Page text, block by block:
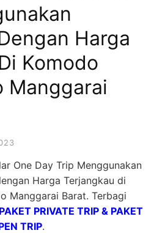
Harga
Komodo
Manggarai
One Day Trip Menggunakan
Harga Terjangkau di
Manggarai Barat. Terbagi
PAKET PRIVATE TRIP & PAKET
TRIP.